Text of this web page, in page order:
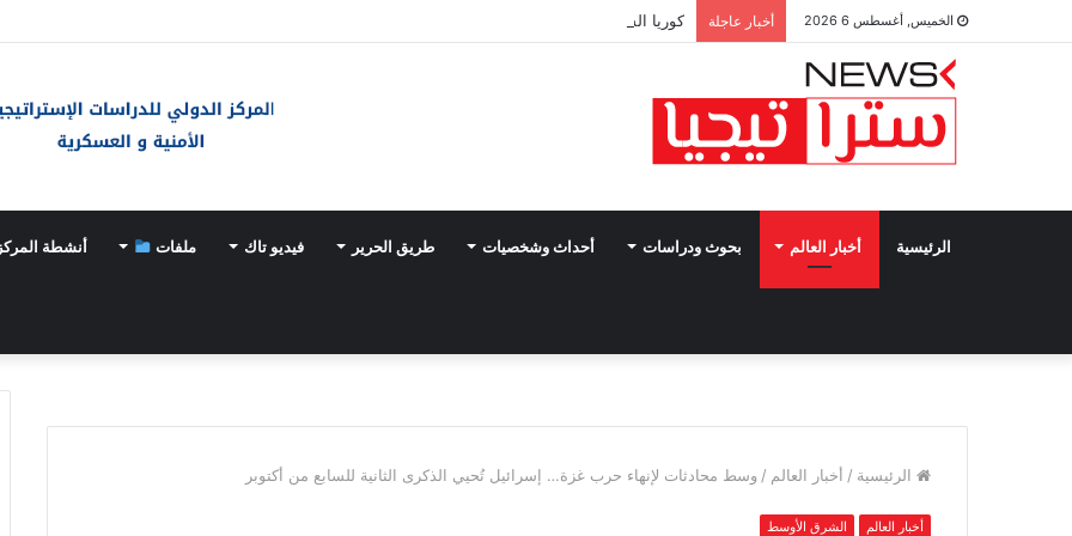
الخميس, أغسطس 6 2026 أخبار عاجلة كوريا الشمالية تتوعد بـ«خيارات عسكرية» مع تسارع وتيرة تسلّح اليابان
الرئيسية أخبار العالم بحوث ودراسات أحداث وشخصيات طريق الحرير فيديو تاك ملفات أنشطة المركز
الرئيسية / أخبار العالم / وسط محادثات لإنهاء حرب غزة… إسرائيل تُحيي الذكرى الثانية للسابع من أكتوبر
أخبار العالم الشرق الأوسط